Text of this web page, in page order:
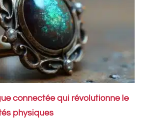
connectée qui révolutionne le
physiques